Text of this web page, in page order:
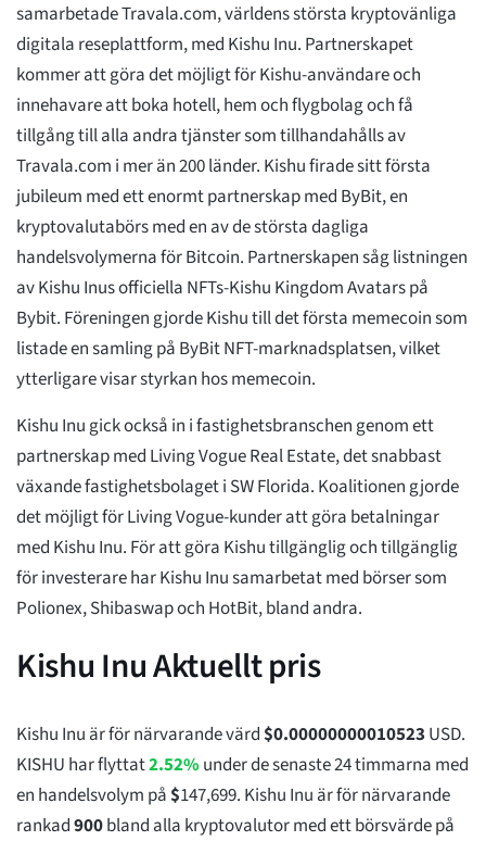
samarbetade Travala.com, världens största kryptovänliga
digitala reseplattform, med Kishu Inu. Partnerskapet
kommer att göra det möjligt för Kishu-användare och
innehavare att boka hotell, hem och flygbolag och få
tillgång till alla andra tjänster som tillhandahålls av
Travala.com i mer än 200 länder. Kishu firade sitt första
jubileum med ett enormt partnerskap med ByBit, en
kryptovalutabörs med en av de största dagliga
handelsvolymerna för Bitcoin. Partnerskapen såg listningen
av Kishu Inus officiella NFTs-Kishu Kingdom Avatars på
Bybit. Föreningen gjorde Kishu till det första memecoin som
listade en samling på ByBit NFT-marknadsplatsen, vilket
ytterligare visar styrkan hos memecoin.
Kishu Inu gick också in i fastighetsbranschen genom ett
partnerskap med Living Vogue Real Estate, det snabbast
växande fastighetsbolaget i SW Florida. Koalitionen gjorde
det möjligt för Living Vogue-kunder att göra betalningar
med Kishu Inu. För att göra Kishu tillgänglig och tillgänglig
för investerare har Kishu Inu samarbetat med börser som
Polionex, Shibaswap och HotBit, bland andra.
Kishu Inu Aktuellt pris
Kishu Inu är för närvarande värd$0.00000000010523 USD.
KISHU har flyttat2.52%under de senaste 24 timmarna med
en handelsvolym på$147,699. Kishu Inu är för närvarande
rankad900bland alla kryptovalutor med ett börsvärde på